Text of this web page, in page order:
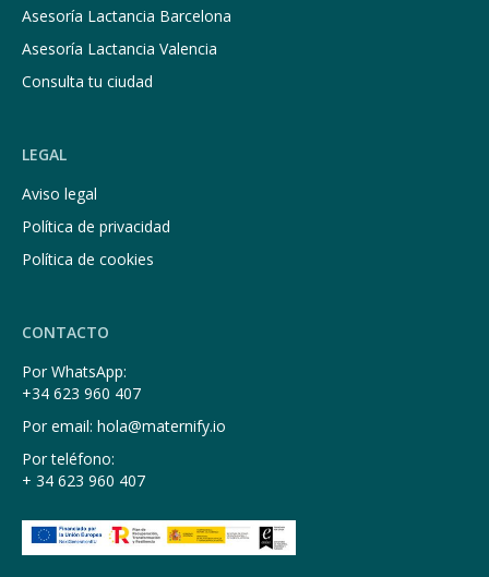
Asesoría Lactancia Barcelona
Asesoría Lactancia Valencia
Consulta tu ciudad
LEGAL
Aviso legal
Política de privacidad
Política de cookies
CONTACTO
Por WhatsApp:
+34 623 960 407
Por email: hola@maternify.io
Por teléfono:
+ 34 623 960 407